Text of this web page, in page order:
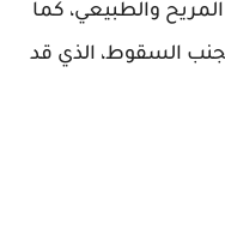
والطبيعي، كما
السقوط، الذي قد